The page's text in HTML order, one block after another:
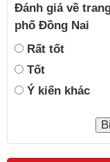
Đánh giá về
phố Đồng Nai
Rất tốt
Tốt
Ý kiến khác